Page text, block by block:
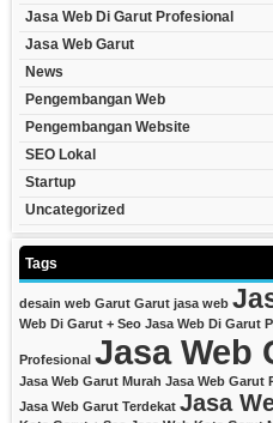
Jasa Web Di Garut Profesional
Jasa Web Garut
News
Pengembangan Web
Pengembangan Website
SEO Lokal
Startup
Uncategorized
Tags
desain web Garut Garut jasa web
Web Di Garut + Seo Jasa Web Di Garut
Profesional Jasa Web
Jasa Web Garut Murah Jasa Web Garut
Jasa Web Garut Terdekat Jasa